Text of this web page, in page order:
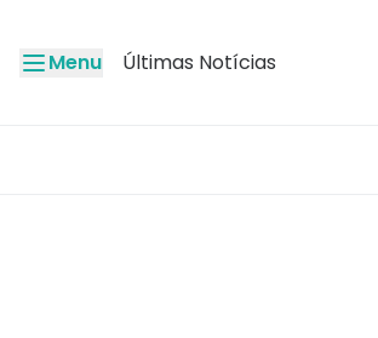
Menu Últimas Notícias